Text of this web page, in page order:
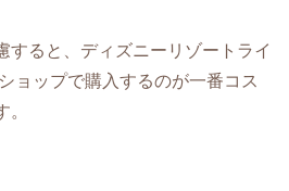
すると、ディズニーリゾートライ
ョップで購入するのが一番コス